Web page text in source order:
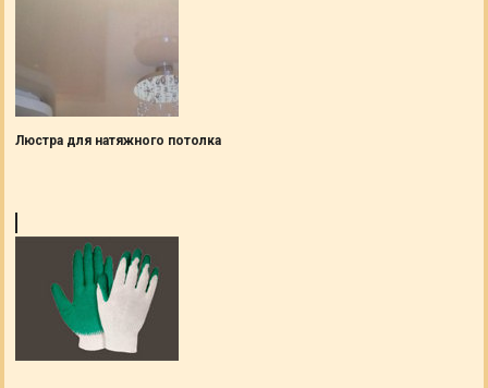
Люстра для натяжного потолка